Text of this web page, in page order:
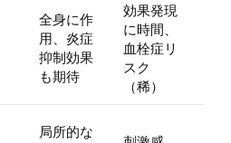
全身に作
用、炎症
抑制効果
も期待
効果発現
に時間、
血栓症リ
スク
（稀）
局所的な